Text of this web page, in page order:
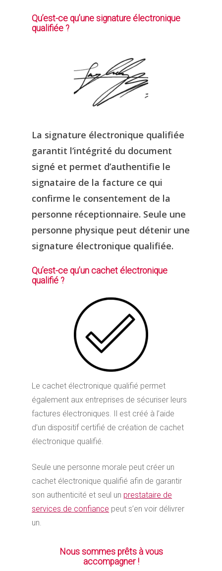
Qu’est-ce qu’une signature électronique
qualifiée ?
La signature électronique qualifiée
garantit l’intégrité du document
signé et permet d’authentifie le
signataire de la facture ce qui
confirme le consentement de la
personne réceptionnaire. Seule une
personne physique peut détenir une
signature électronique qualifiée.
Qu’est-ce qu’un cachet électronique
qualifié ?
Le cachet électronique qualifié permet
également aux entreprises de sécuriser leurs
factures électroniques. Il est créé à l’aide
d’un dispositif certifié de création de cachet
électronique qualifié.
Seule une personne morale peut créer un
cachet électronique qualifié afin de garantir
son authenticité et seul un prestataire de
services de confiance peut s’en voir délivrer
un.
Nous sommes prêts à vous
accompagner !